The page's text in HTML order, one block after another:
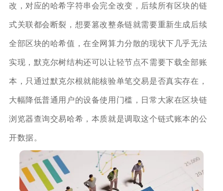
改，对应的哈希字符串会完全改变，后续所有区块的链
式关联都会断裂，想要篡改整条链就需要重新生成后续
全部区块的哈希值，在全网算力分散的现状下几乎无法
实现，默克尔树结构还可以让轻节点不需要下载全部账
本，只通过默克尔根就能核验单笔交易是否真实存在，
大幅降低普通用户的设备使用门槛，日常大家在区块链
浏览器查询交易哈希，本质就是调取这个链式账本的公
开数据。